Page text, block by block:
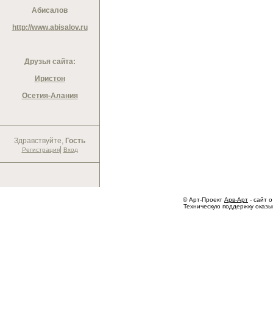
Абисалов
http://www.abisalov.ru
Друзья сайта:
Иристон
Осетия-Алания
Здравствуйте, Гость
Регистрация| Вход
© Арт-Проект Арв-Арт - сайт
Техническую поддержку